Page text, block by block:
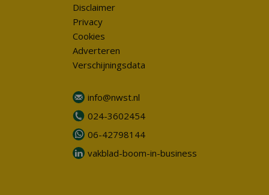
Disclaimer
Privacy
Cookies
Adverteren
Verschijningsdata
info@nwst.nl
024-3602454
06-42798144
vakblad-boom-in-business